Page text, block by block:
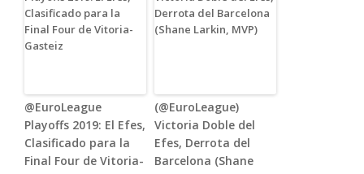
@EuroLeague
Playoffs 2019: El Efes,
Clasificado para la
Final Four de Vitoria-
(@EuroLeague)
Victoria Doble del
Efes, Derrota del
Barcelona (Shane